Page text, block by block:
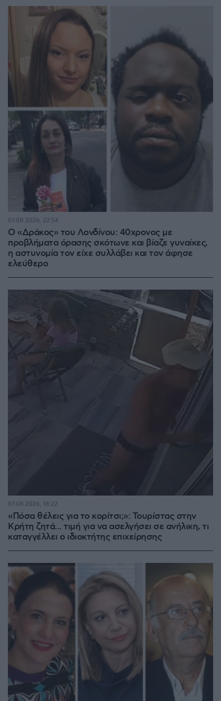
Ο «Δράκος» του Λονδίνου: 40χρονος με
προβλήματα όρασης σκότωνε και βίαζε γυναίκες,
η αστυνομία τον είχε συλλάβει και τον άφησε
ελεύθερο
07.08.2026, 22:54
«Πόσα θέλεις για το κορίτσι;»: Τουρίστας στην
Κρήτη ζητά... τιμή για να ασελγήσει σε ανήλικη, τι
καταγγέλλει ο ιδιοκτήτης επιχείρησης
07.08.2026, 18:22